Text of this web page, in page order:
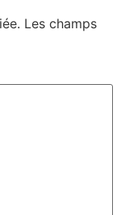
Les champs